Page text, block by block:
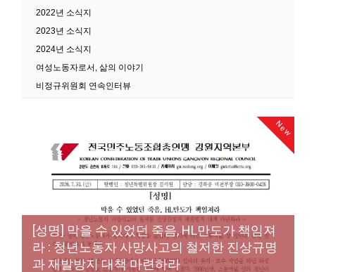
2022년 소식지
2023년 소식지
2024년 소식지
여성노동자로서, 삶의 이야기
비정규위원회 연속인터뷰
New
[성명] 막을 수 있었던 죽음, HL만도가 책임져
라 : 청년노동자 사망사고의 철저한 진상규명
과 재발방지 대책 마련하라
[산별소식] 건설산업연맹 플랜트건설노조 강
원충북지부
[강릉,속초,원주,춘천] 폭염감시단 사업 이모저
모
[조합원☆인터뷰] 서비스연맹 전국학교비정
규직노동조합 강원지부 김유미 춘천지회장
[본부소식] 강원지역 노동자 합창단 모임